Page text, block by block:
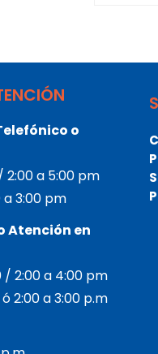
o
2:00 a 5:00 pm
a 3:00 pm
Atención en
/ 2:00 a 4:00 pm
ó 2:00 a 3:00 p.m